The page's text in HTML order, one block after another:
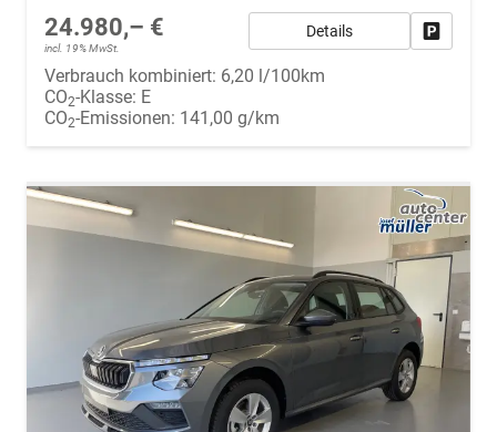
24.980,– €
incl. 19% MwSt.
Details
Verbrauch kombiniert: 6,20 l/100km
CO2-Klasse: E
CO2-Emissionen: 141,00 g/km